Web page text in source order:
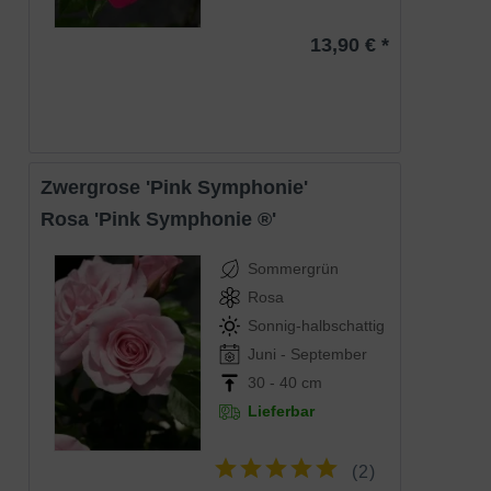
'Biedermeier') ist eine schöne Zwergrose,
die sich sehr gut als Kübelpflanze auf
Pflanzen pro m² zu setzen.
13,90 € *
Zwergrose 'Pink Symphonie'
Rosa 'Pink Symphonie ®'
Sommergrün
Rosa
Sonnig-halbschattig
Juni - September
30 - 40 cm
Lieferbar
(2)